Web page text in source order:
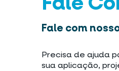
Fale
Fale com
Precisa de ajuda
sua aplicação,